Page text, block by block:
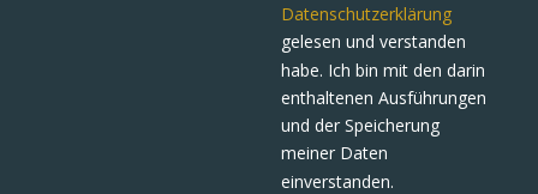
Datenschutzerklärung
gelesen und verstanden
habe. Ich bin mit den darin
enthaltenen Ausführungen
und der Speicherung
meiner Daten
einverstanden.